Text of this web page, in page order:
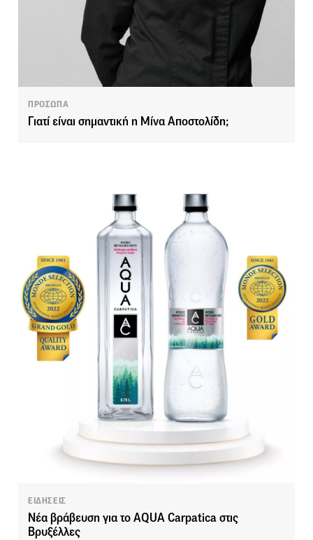
ΠΡΟΣΩΠΑ
Γιατί είναι σημαντική η Μίνα Αποστολίδη;
ΕΙΔΗΣΕΙΣ
Νέα βράβευση για το AQUA Carpatica στις
Βρυξέλλες